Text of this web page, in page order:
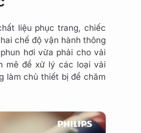
liệu phục trang, chiếc
chế độ vận hành thông
hơi vừa phải cho vải
mẽ để xử lý các loại vải
làm chủ thiết bị để chăm